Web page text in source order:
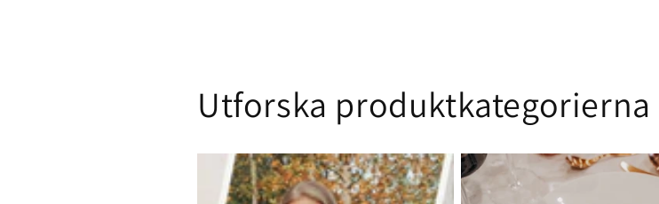
Utforska produktkategorierna